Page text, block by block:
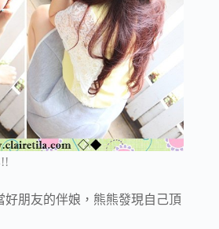
好朋友的伴娘，熊熊發現自己頂